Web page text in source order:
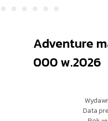
Adventure
000 w.2026
Data